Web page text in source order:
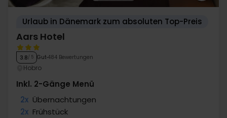
Urlaub in Dänemark zum absoluten Top-Preis
Aars Hotel
3.8/ 5 Gut 484 Bewertungen
Hobro
Inkl. 2-Gänge Menü
2x Übernachtungen
2x Frühstück